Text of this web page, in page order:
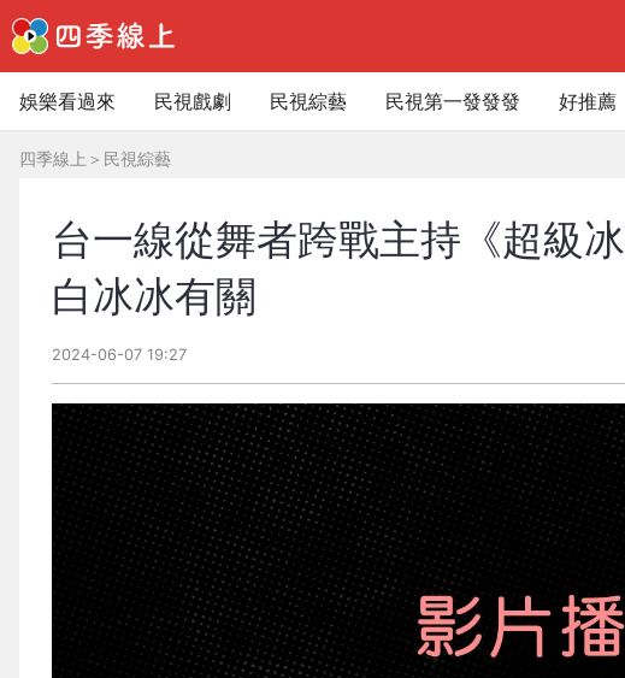
娛樂看過來 民視戲劇 民視綜藝 民視第一發發發 好推薦
四季線上 ＞ 民視綜藝
台一線從舞者跨戰主持《超級
白冰冰有關
2024-06-07 19:27